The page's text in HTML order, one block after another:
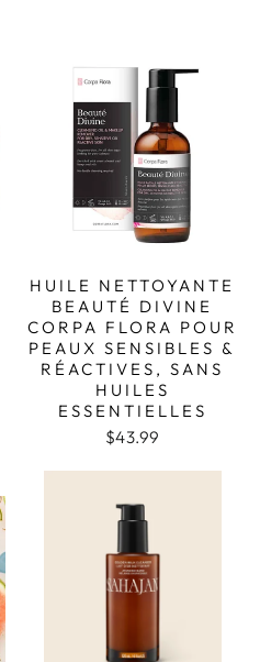
HUILE NETTOYANTE
BEAUTÉ DIVINE
CORPA FLORA POUR
PEAUX SENSIBLES &
RÉACTIVES, SANS
HUILES
ESSENTIELLES
$43.99